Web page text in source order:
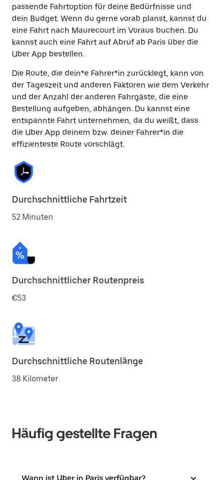
passende Fahrtoption für deine Bedürfnisse und
dein Budget. Wenn du gerne vorab planst, kannst du
eine Fahrt nach Maurecourt im Voraus buchen. Du
kannst auch eine Fahrt auf Abruf ab Paris über die
Uber App bestellen.
Die Route, die dein*e Fahrer*in zurücklegt, kann von
der Tageszeit und anderen Faktoren wie dem Verkehr
und der Anzahl der anderen Fahrgäste, die eine
Bestellung aufgeben, abhängen. Du kannst eine
entspannte Fahrt unternehmen, da du weißt, dass
die Uber App deinem bzw. deiner Fahrer*in die
effizienteste Route vorschlägt.
Durchschnittliche Fahrtzeit
52 Minuten
Durchschnittlicher Routenpreis
€53
Durchschnittliche Routenlänge
38 Kilometer
Häufig gestellte Fragen